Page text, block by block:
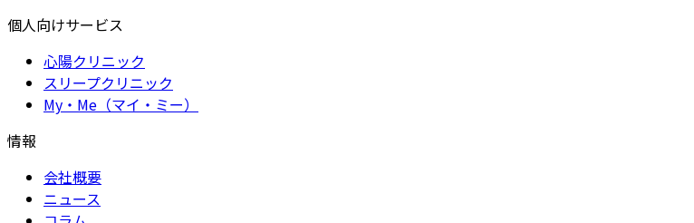
個人向けサービス
心陽クリニック
スリープクリニック
My・Me（マイ・ミー）
情報
会社概要
ニュース